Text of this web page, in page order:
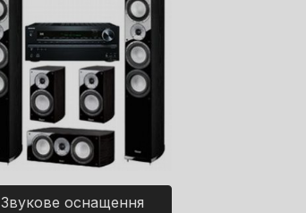
Звукове оснащення